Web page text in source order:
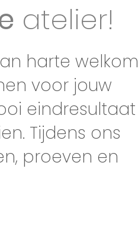
atelier!
harte welkom
voor jouw
eindresultaat
Tijdens ons
proeven en